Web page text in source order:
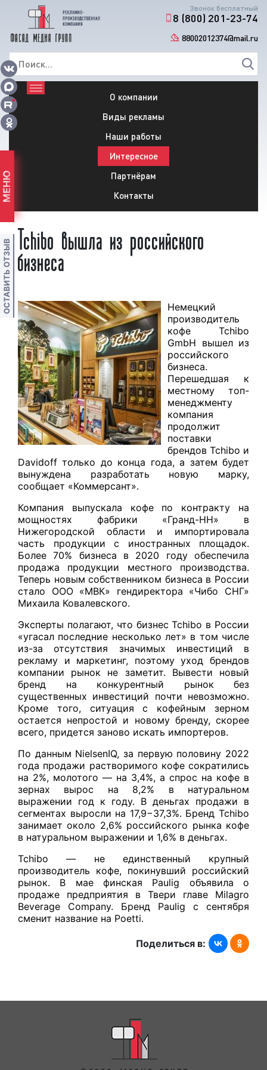
Звонок бесплатный
8 (800) 201-23-74
88002012374@mail.ru
О компании
Виды рекламы
Наши работы
Интересное
Партнёрам
Контакты
Tchibo вышла из российского
бизнеса
Немецкий
производитель
кофе Tchibo
GmbH вышел из
российского
бизнеса.
Перешедшая к
местному топ-
менеджменту
компания
продолжит
поставки
брендов Tchibo и
Davidoff только до конца года, а затем будет
вынуждена разработать новую марку,
сообщает «Коммерсант».
Компания выпускала кофе по контракту на
мощностях фабрики «Гранд-НН» в
Нижегородской области и импортировала
часть продукции с иностранных площадок.
Более 70% бизнеса в 2020 году обеспечила
продажа продукции местного производства.
Теперь новым собственником бизнеса в России
стало ООО «МВК» гендиректора «Чибо СНГ»
Михаила Ковалевского.
Эксперты полагают, что бизнес Tchibo в России
«угасал последние несколько лет» в том числе
из-за отсутствия значимых инвестиций в
рекламу и маркетинг, поэтому уход брендов
компании рынок не заметит. Вывести новый
бренд на конкурентный рынок без
существенных инвестиций почти невозможно.
Кроме того, ситуация с кофейным зерном
остается непростой и новому бренду, скорее
всего, придется заново искать импортеров.
По данным NielsenIQ, за первую половину 2022
года продажи растворимого кофе сократились
на 2%, молотого — на 3,4%, а спрос на кофе в
зернах вырос на 8,2% в натуральном
выражении год к году. В деньгах продажи в
сегментах выросли на 17,9−37,3%. Бренд Tchibo
занимает около 2,6% российского рынка кофе
в натуральном выражении и 1,6% в деньгах.
Tchibo — не единственный крупный
производитель кофе, покинувший российский
рынок. В мае финская Paulig объявила о
продаже предприятия в Твери главе Milagro
Beverage Company. Бренд Paulig с сентября
сменит название на Poetti.
Поделиться в:
МЕНЮ
ОСТАВИТЬ ОТЗЫВ